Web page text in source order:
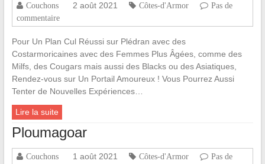
Couchons 2 août 2021 Côtes-d'Armor
Pas de
commentaire
Pour Un Plan Cul Réussi sur Plédran avec des
Costarmoricaines avec des Femmes Plus Âgées, comme des
Milfs, des Cougars mais aussi des Blacks ou des Asiatiques,
Rendez-vous sur Un Portail Amoureux ! Vous Pourrez Aussi
Tenter de Nouvelles Expériences…
Lire la suite
Ploumagoar
Couchons 1 août 2021 Côtes-d'Armor
Pas de